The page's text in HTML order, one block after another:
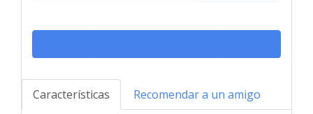
Características Recomendar a un amigo